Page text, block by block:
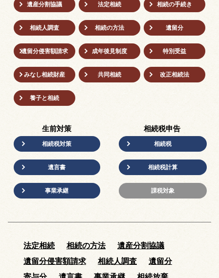
遺産分割協議 法定相続 相続の⼿続き
相続人調査 相続の方法 遺留分
遺留分侵害額請求 成年後⾒制度 特別受益
みなし相続財産 共同相続 改正相続法
養子と相続
生前対策
相続税対策
遺言書
事業承継
相続税申告
相続税
相続税計算
課税対象
法定相続 相続の方法
遺産分割協議
遺留分侵害額請求
相続人調査
遺留分